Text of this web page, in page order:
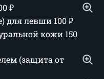
₽
для левши 100₽
кожи 150
(защита от